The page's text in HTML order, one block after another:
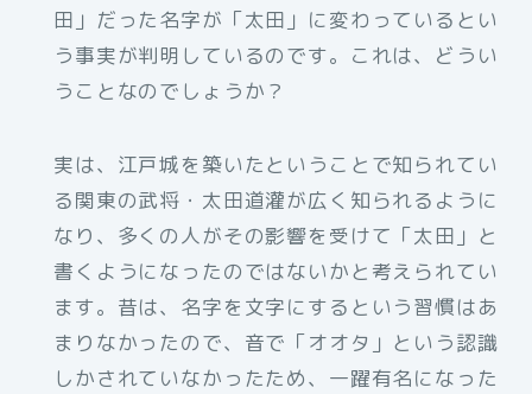
田」だった名字が「太田」に変わっているとい
う事実が判明しているのです。これは、どうい
うことなのでしょうか？
実は、江戸城を築いたということで知られてい
る関東の武将・太田道灌が広く知られるように
なり、多くの人がその影響を受けて「太田」と
書くようになったのではないかと考えられてい
ます。昔は、名字を文字にするという習慣はあ
まりなかったので、音で「オオタ」という認識
しかされていなかったため、一躍有名になった